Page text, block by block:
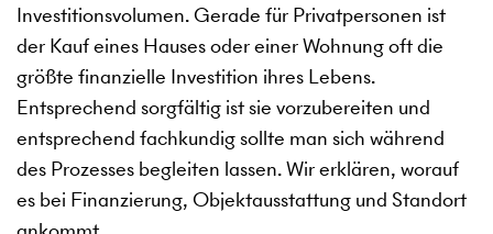
Investitionsvolumen. Gerade für Privatpersonen ist
der Kauf eines Hauses oder einer Wohnung oft die
größte finanzielle Investition ihres Lebens.
Entsprechend sorgfältig ist sie vorzubereiten und
entsprechend fachkundig sollte man sich während
des Prozesses begleiten lassen. Wir erklären, worauf
es bei Finanzierung, Objektausstattung und Standort